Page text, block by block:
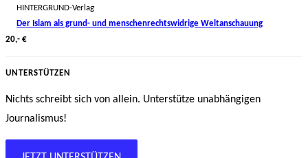
HINTERGRUND-Verlag
Der Islam als grund- und menschenrechtswidrige Weltanschauung
20,- €
UNTERSTÜTZEN
Nichts schreibt sich von allein. Unterstütze unabhängigen
Journalismus!